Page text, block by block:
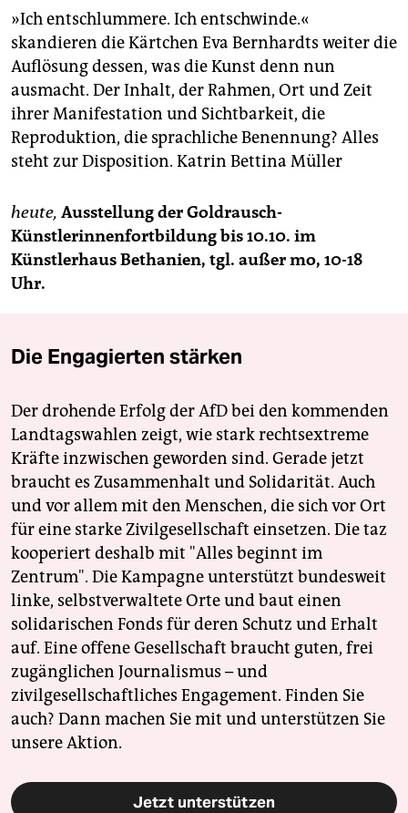
»Ich entschlummere. Ich entschwinde.«
skandieren die Kärtchen Eva Bernhardts weiter die
Auflösung dessen, was die Kunst denn nun
ausmacht. Der Inhalt, der Rahmen, Ort und Zeit
ihrer Manifestation und Sichtbarkeit, die
Reproduktion, die sprachliche Benennung? Alles
steht zur Disposition. Katrin Bettina Müller
heute, Ausstellung der Goldrausch-
Künstlerinnenfortbildungbis 10.10. im
Künstlerhaus Bethanien, tgl. außer mo, 10-18
Uhr.
Die Engagierten stärken
Der drohende Erfolg der AfD bei den kommenden
Landtagswahlen zeigt, wie stark rechtsextreme
Kräfte inzwischen geworden sind. Gerade jetzt
braucht es Zusammenhalt und Solidarität. Auch
und vor allem mit den Menschen, die sich vor Ort
für eine starke Zivilgesellschaft einsetzen. Die taz
kooperiert deshalb mit "Alles beginnt im
Zentrum". Die Kampagne unterstützt bundesweit
linke, selbstverwaltete Orte und baut einen
solidarischen Fonds für deren Schutz und Erhalt
auf. Eine offene Gesellschaft braucht guten, frei
zugänglichen Journalismus – und
zivilgesellschaftliches Engagement. Finden Sie
auch? Dann machen Sie mit und unterstützen Sie
unsere Aktion.
Jetzt unterstützen